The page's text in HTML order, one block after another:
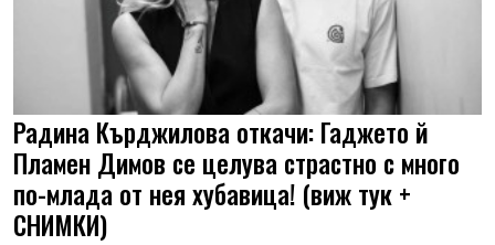
Радина Кърджилова откачи: Гаджето й
Пламен Димов се целува страстно с много
по-млада от нея хубавица! (виж тук +
СНИМКИ)